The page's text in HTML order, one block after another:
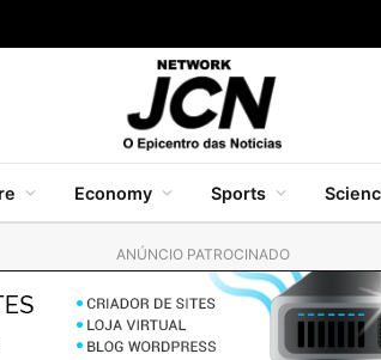
Economy Sports
ANÚNCIO PATROCINADO